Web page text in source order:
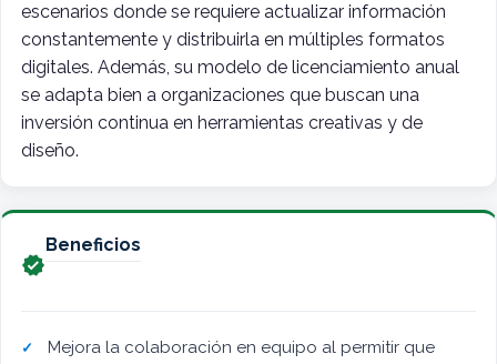
escenarios donde se requiere actualizar información
constantemente y distribuirla en múltiples formatos
digitales. Además, su modelo de licenciamiento anual
se adapta bien a organizaciones que buscan una
inversión continua en herramientas creativas y de
diseño.

Beneficios
Mejora la colaboración en equipo al permitir que